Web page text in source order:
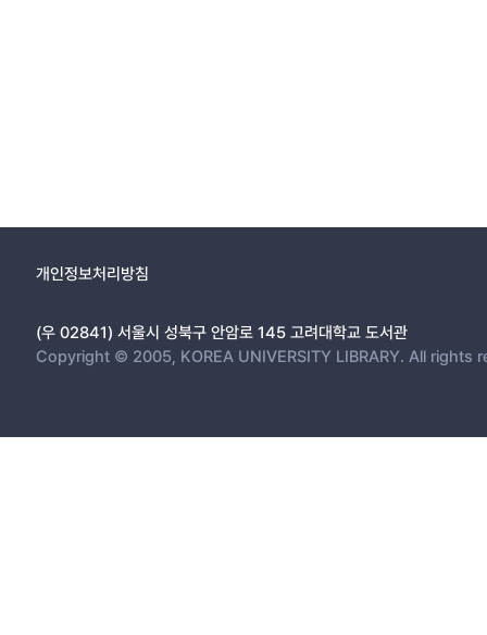
개인정보처리방침
(우 02841) 서울시 성북구 안암로 145 고려대학교 도서관
Copyright © 2005, KOREA UNIVERSITY LIBRARY. All rights